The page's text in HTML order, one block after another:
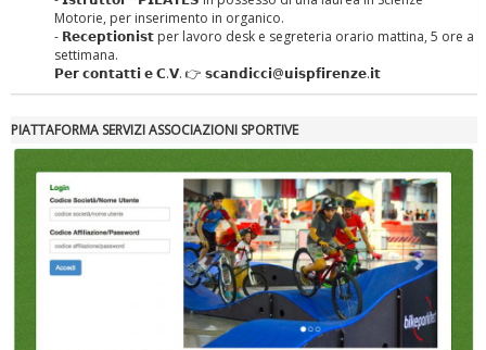
Tiziano Pesce nel Cda di Fondazione Terzjus: prima riunione a
Motorie, per inserimento in organico.
- 𝗥𝗲𝗰𝗲𝗽𝘁𝗶𝗼𝗻𝗶𝘀𝘁 per lavoro desk e segreteria orario mattina, 5 ore a
settimana.
𝗣𝗲𝗿 𝗰𝗼𝗻𝘁𝗮𝘁𝘁𝗶 𝗲 𝗖.𝗩. 👉 𝘀𝗰𝗮𝗻𝗱𝗶𝗰𝗰𝗶@𝘂𝗶𝘀𝗽𝗳𝗶𝗿𝗲𝗻𝘇𝗲.𝗶𝘁
PIATTAFORMA SERVIZI ASSOCIAZIONI SPORTIVE